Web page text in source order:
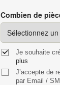
Combien de
Je souhaite
plus
J’accepte de
par